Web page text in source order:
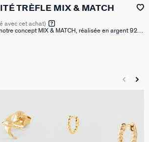
TRÈFLE MIX & MATCH
avec cet achat)
concept MIX & MATCH, réalisée en argent 925
carats. Vendue seule, pour mieux les mixer et les